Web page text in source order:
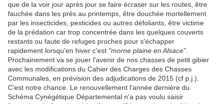
que de la voir jour après jour se faire écraser sur les routes, être
fauchée dans les prés au printemps, être douchée mortellement
par les insecticides, pesticides ou autres défoliants, être victime
de la prédation car trop concentrée dans les quelques couverts
restants ou faute de refuges proches pour s'échapper
rapidement lorsqu'en hiver c'est "morne plaine en Alsace".
Prochainement va se jouer l'avenir de nos chasses de petit gibier
avec les modifications du Cahier des Charges des Chasses
Communales, en prévision des adjudications de 2015 (cf p.j.).
C'est notre chance. Le renouvellement l'année dernière du
Schéma Cynégétique Départemental n'a pas voulu saisir